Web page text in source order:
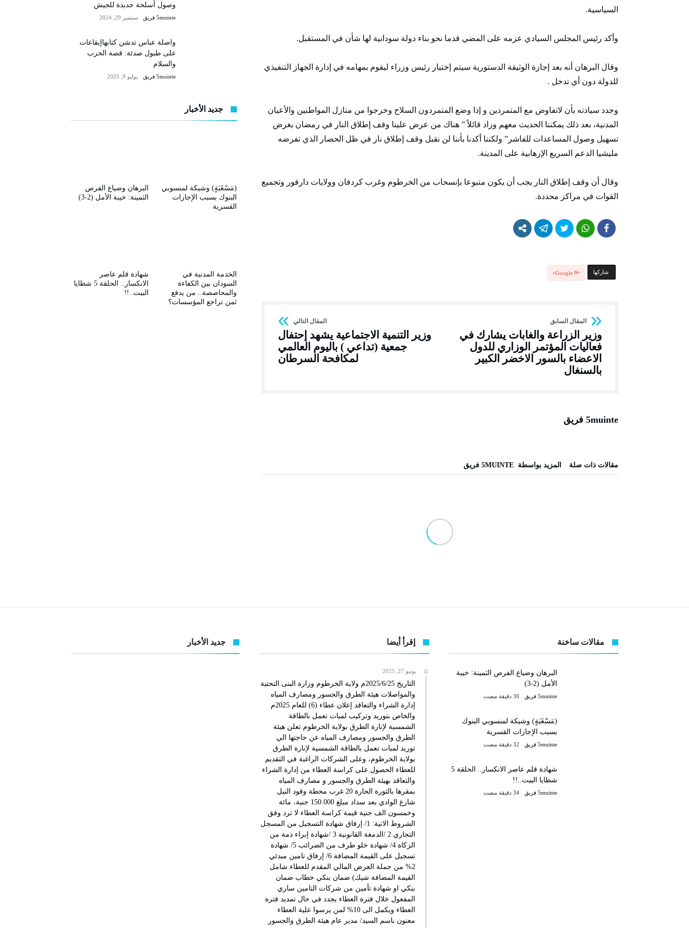
السياسية.
وأكد رئيس المجلس السيادي عزمه على المضي قدما نحو بناء دولة سودانية لها شأن في المستقبل.
وقال البرهان أنه بعد إجازة الوثيقة الدستورية سيتم إختيار رئيس وزراء ليقوم بمهامه في إدارة الجهاز التنفيذي
للدولة دون أي تدخل .
وجدد سيادته بأن لاتفاوض مع المتمردين و إذا وضع المتمردون السلاح وخرجوا من منازل المواطنين والأعيان
المدنية، بعد ذلك يمكننا الحديث معهم وزاد قائلاً ” هناك من عرض علينا وقف إطلاق النار في رمضان بغرض
تسهيل وصول المساعدات للفاشر” ولكننا أكدنا بأننا لن نقبل وقف إطلاق نار في ظل الحصار الذي تفرضه
مليشيا الدعم السريع الإرهابية على المدينة.
وقال أن وقف إطلاق النار يجب أن يكون متبوعا بإنسحاب من الخرطوم وغرب كردفان وولايات دارفور وتجميع
القوات في مراكز محددة.
‫‫ شاركها‬ Google+
وزير الزراعة والغابات يشارك في
فعاليات المؤتمر الوزاري للدول
الاعضاء بالسور الاخضر الكبير
بالسنغال
وزير التنمية الاجتماعية يشهد إحتفال
جمعية (تداعي ) باليوم العالمي
لمكافحة السرطان
5muinte فريق
‫مقالات ذات صلة‬ ‫‫المزيد بواسطة‬ ‬ 5MUINTE فريق
وصول أسلحة جديدة للجيش
5muinte فريق سبتمبر 29, 2024
واصلة عباس تدشن كتابهاإيقاعات
على طبول صدئة: قصة الحرب
والسلام
5muinte فريق يوليو 9, 2025
جديد الأخبار
البرهان وضياع الفرص
الثمينة: خيبة الأمل (2-3)
(مَسْغَبَةٍ) وشيكة لمنسوبي
البنوك بسبب الإجازات
القسرية
شهادة قلم عاصر
الانكسار.. الحلقة 5 شظايا
البيت..!!
الخدمة المدنية في
السودان بين الكفاءة
والمحاصصة.. من يدفع
ثمن تراجع المؤسسات؟
مقالات ساخنة
البرهان وضياع الفرص الثمينة: خيبة
الأمل (2-3)
5muinte فريق
(مَسْغَبَةٍ) وشيكة لمنسوبي البنوك
بسبب الإجازات القسرية
5muinte فريق
شهادة قلم عاصر الانكسار.. الحلقة 5
شظايا البيت..!!
5muinte فريق
إقرأ أيضا
يونيو 27, 2025
التاريخ 2025/6/25م ولاية الخرطوم وزارة البنى التحتية
والمواصلات هيئة الطرق والجسور ومصارف المياه
إدارة الشراء والتعاقد إعلان عطاء (6) للعام 2025م
والخاص بتوريد وتركيب لمبات تعمل بالطاقة
الشمسية لإنارة الطرق بولاية الخرطوم تعلن هيئة
الطرق والجسور ومصارف المياه عن حاجتها الي
توريد لمبات تعمل بالطاقة الشمسية لإنارة الطرق
بولاية الخرطوم، وعلى الشركات الراغبة في التقديم
للعطاء الحصول على كراسة العطاء من إدارة الشراء
والتعاقد بهيئة الطرق والجسور و مصارف المياه
بمقرها بالثورة الحارة 20 غرب محطة وقود النيل
شارع الوادي بعد سداد مبلغ 150.000 جنية، مائة
وخمسون الف جنية قيمة كراسة العطاء لا ترد وفق
الشروط الاتية: 1/ إرفاق شهادة التسجيل من المسجل
التجاري 2 /الدمغة القانونية 3 /شهادة إبراء ذمة من
الزكاة 4/ شهادة خلو طرف من الضرائب 5/ شهادة
تسجيل على القيمة المضافة 6/ إرفاق تامين مبدئي
2% من جملة العرض المالي المقدم للعطاء شامل
القيمة المضافة شيك) ضمان بنكي خطاب ضمان
بنكي او شهادة تأمين من شركات التامين ساري
المفعول خلال فترة العطاء يجدد في حال تمديد فترة
العطاء ويكمل الى 10% لمن يرسوا علية العطاء
معنون باسم السيد/ مدير عام هيئة الطرق والجسور
جديد الأخبار